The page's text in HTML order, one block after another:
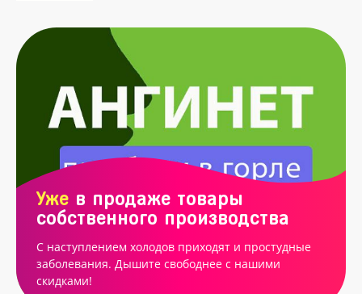
Уже в продаже товары
собственного производства
С наступлением холодов приходят и простудные
заболевания. Дышите свободнее с нашими
скидками!